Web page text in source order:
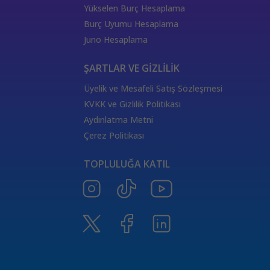
burçların elementleri
değişken
yükselen burçların özellikleri
Satürn Balık burcunda
ThetaHealing seansı
Tarot Destesi
Venüs burcu
Satürn burcu
Aşıklar Tarot Kartı
Güneş Tarot Sağlık Anlamı
Merkür Oğlak burcunda
Ay Tarot Sağlık Anlamı
Değnek Üçlüsü Anlamı
Denge kartı anlamı
Yükselen Burç Hesaplama
Burç Uyumu Hesaplama
Juno Hesaplama
ŞARTLAR VE GİZLİLİK
Üyelik ve Mesafeli Satış Sözleşmesi
KVKK ve Gizlilik Politikası
Aydınlatma Metni
Çerez Politikası
TOPLULUĞA KATIL